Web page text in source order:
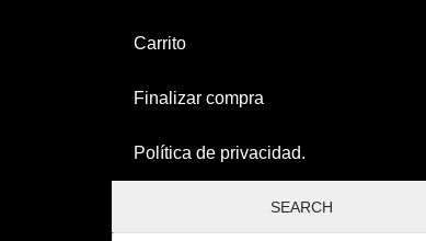
Carrito
Finalizar compra
Política de privacidad.